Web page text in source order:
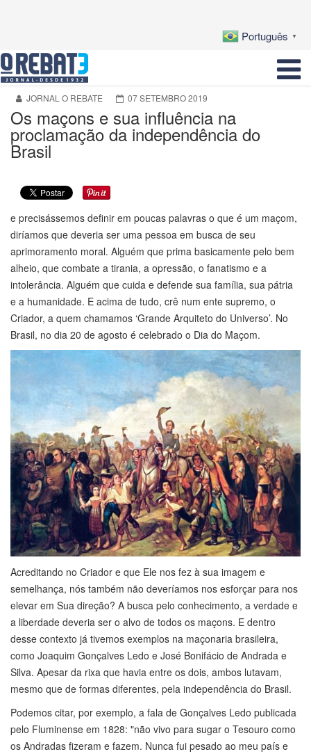
Português ▼
JORNAL O REBATE 07 SETEMBRO 2019
Os maçons e sua influência na
proclamação da independência do
Brasil
e precisássemos definir em poucas palavras o que é um maçom,
diríamos que deveria ser uma pessoa em busca de seu
aprimoramento moral. Alguém que prima basicamente pelo bem
alheio, que combate a tirania, a opressão, o fanatismo e a
intolerância. Alguém que cuida e defende sua família, sua pátria
e a humanidade. E acima de tudo, crê num ente supremo, o
Criador, a quem chamamos ‘Grande Arquiteto do Universo’. No
Brasil, no dia 20 de agosto é celebrado o Dia do Maçom.
Acreditando no Criador e que Ele nos fez à sua imagem e
semelhança, nós também não deveríamos nos esforçar para nos
elevar em Sua direção? A busca pelo conhecimento, a verdade e
a liberdade deveria ser o alvo de todos os maçons. E dentro
desse contexto já tivemos exemplos na maçonaria brasileira,
como Joaquim Gonçalves Ledo e José Bonifácio de Andrada e
Silva. Apesar da rixa que havia entre os dois, ambos lutavam,
mesmo que de formas diferentes, pela independência do Brasil.
Podemos citar, por exemplo, a fala de Gonçalves Ledo publicada
pelo Fluminense em 1828: "não vivo para sugar o Tesouro como
os Andradas fizeram e fazem. Nunca fui pesado ao meu país e